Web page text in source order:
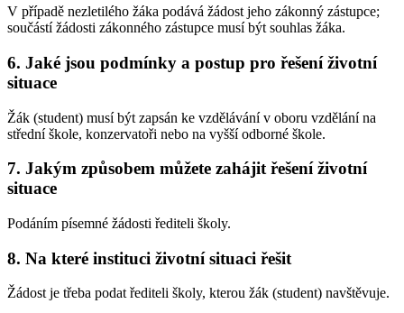
V případě nezletilého žáka podává žádost jeho zákonný zástupce;
součástí žádosti zákonného zástupce musí být souhlas žáka.
6. Jaké jsou podmínky a postup pro řešení životní
situace
Žák (student) musí být zapsán ke vzdělávání v oboru vzdělání na
střední škole, konzervatoři nebo na vyšší odborné škole.
7. Jakým způsobem můžete zahájit řešení životní
situace
Podáním písemné žádosti řediteli školy.
8. Na které instituci životní situaci řešit
Žádost je třeba podat řediteli školy, kterou žák (student) navštěvuje.